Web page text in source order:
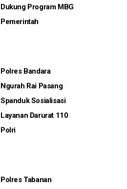
Dukung Program MBG
Pemerintah
Polres Bandara
Ngurah Rai Pasang
Spanduk Sosialisasi
Layanan Darurat 110
Polri
Polres Tabanan